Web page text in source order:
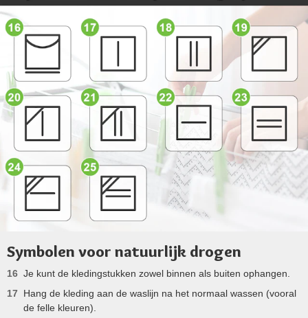
Symbolen voor natuurlijk drogen
Je kunt de kledingstukken zowel binnen als buiten ophangen.
Hang de kleding aan de waslijn na het normaal wassen (vooral
de felle kleuren).